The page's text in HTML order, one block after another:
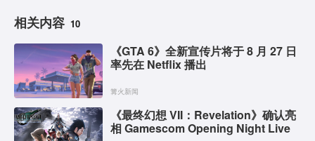
相关内容 10
《GTA 6》全新宣传片将于 8 月 27 日
率先在 Netflix 播出
篝火新闻
《最终幻想 VII：Revelation》确认亮
相 Gamescom Opening Night Live